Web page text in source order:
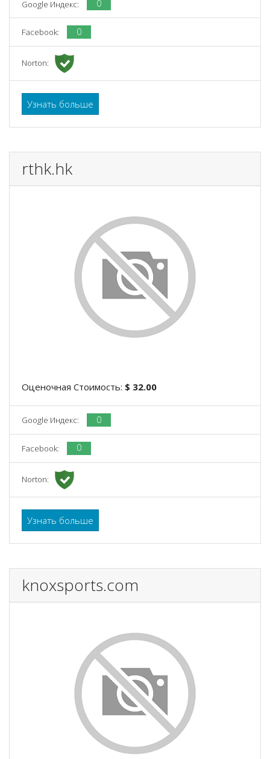
Google Индекс: 0
Facebook: 0
Norton:
Узнать больше
rthk.hk
Оценочная Стоимость: $ 32.00
Google Индекс: 0
Facebook: 0
Norton:
Узнать больше
knoxsports.com